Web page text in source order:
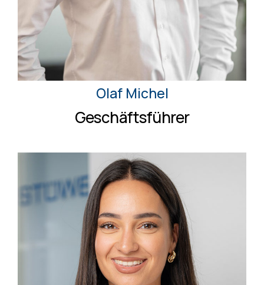
Olaf Michel
Geschäftsführer